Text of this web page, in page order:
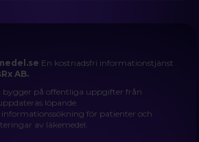
En kostnadsfri informationstjänst
AB.
bygger på offentliga uppgifter från
löpande.
för patienter och
av läkemedel.